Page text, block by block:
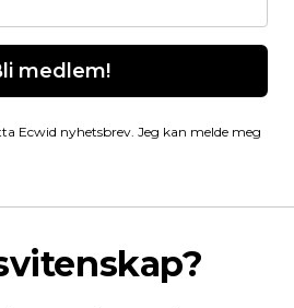
medlem!
Ecwid nyhetsbrev. Jeg kan melde meg